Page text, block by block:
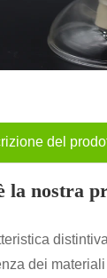
del
la nostra
dei